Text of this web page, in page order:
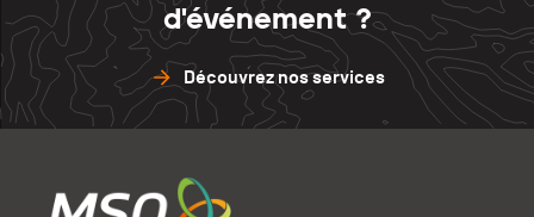
d'événement ?
Découvrez nos services